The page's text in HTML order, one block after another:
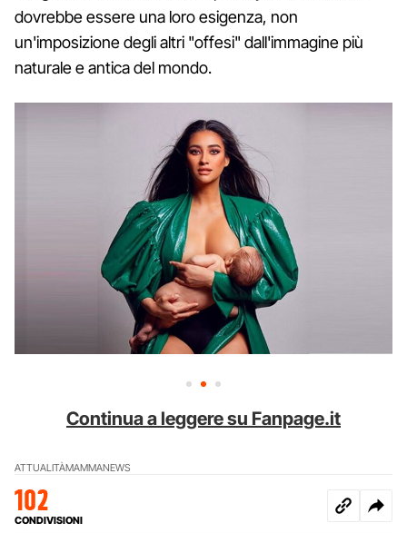
dovrebbe essere una loro esigenza, non
un'imposizione degli altri "offesi" dall'immagine più
naturale e antica del mondo.
Continua a leggere su Fanpage.it
ATTUALITÀMAMMANEWS
102
CONDIVISIONI